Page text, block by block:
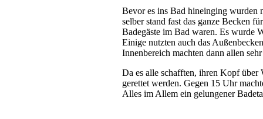
Bevor es ins Bad hineinging wurden
selber stand fast das ganze Becken
Badegäste im Bad waren. Es wurde
Einige nutzten auch das
Innenbereich machten dann allen
Da es alle schafften, ihren Kopf über
gerettet werden. Gegen 15 Uhr
Alles im Allem ein gelungener